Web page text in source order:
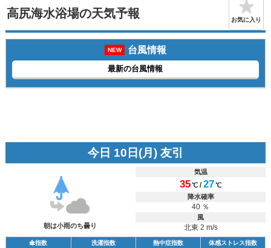
高尻海水浴場の天気予報 お気に入り
NEW 台風情報
最新の台風情報
今日 10日(月) 友引
朝は小雨のち曇り
気温
35℃ /27℃
降水確率
40 ％
風
北東 2 m/s
傘指数 洗濯指数 熱中症指数 体感ストレス指数